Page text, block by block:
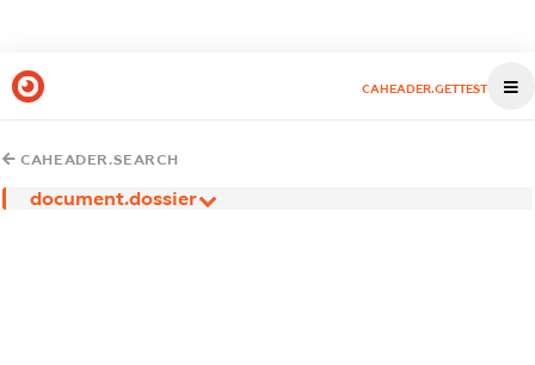
CAHEADER.GETTEST
CAHEADER.SEARCH
document.dossier